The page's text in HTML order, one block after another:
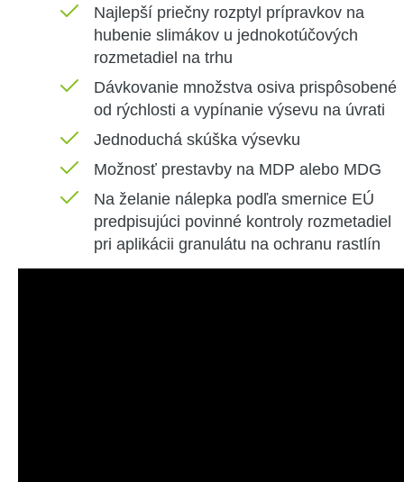
Najlepší priečny rozptyl prípravkov na
hubenie slimákov u jednokotúčových
rozmetadiel na trhu
Dávkovanie množstva osiva prispôsobené
od rýchlosti a vypínanie výsevu na úvrati
Jednoduchá skúška výsevku
Možnosť prestavby na MDP alebo MDG
Na želanie nálepka podľa smernice EÚ
predpisujúci povinné kontroly rozmetadiel
pri aplikácii granulátu na ochranu rastlín